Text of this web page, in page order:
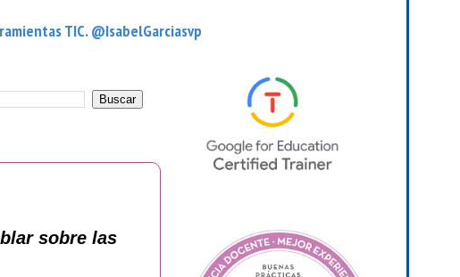
TIC. @IsabelGarciasvp
sobre las